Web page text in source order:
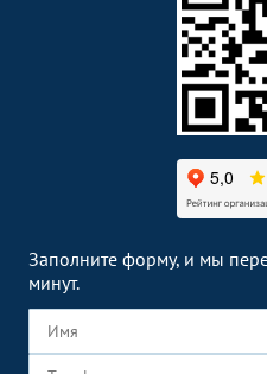
Заполните форму, и мы
минут.